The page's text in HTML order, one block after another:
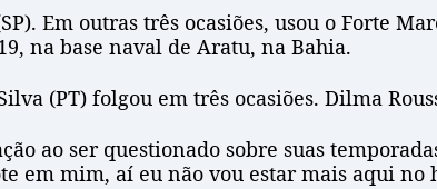
Em outras três ocasiões, usou o Forte
na base naval de Aratu, na Bahia.
(PT) folgou em três ocasiões. Dilma
ao ser questionado sobre suas
em mim, aí eu não vou estar mais aqui no